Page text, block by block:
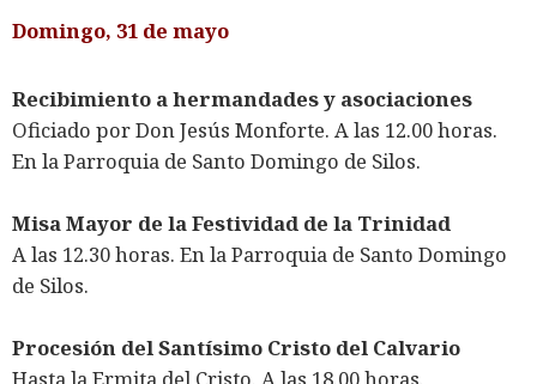
Domingo, 31 de mayo
Recibimiento a hermandades y asociaciones
Oficiado por Don Jesús Monforte. A las 12.00 horas.
En la Parroquia de Santo Domingo de Silos.
Misa Mayor de la Festividad de la Trinidad
A las 12.30 horas. En la Parroquia de Santo Domingo
de Silos.
Procesión del Santísimo Cristo del Calvario